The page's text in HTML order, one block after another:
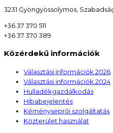
3231 Gyöngyössolymos,
+36 37 370 511
+36 37 370 389
Közérdekű információk
Választási információk 2026
Választási információk 2024
Hulladékgazdálkodás
Hibabejelentés
Kéményseprői szolgáltatás
Közterület használat